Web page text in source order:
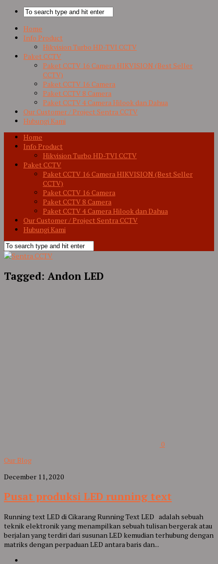
Home
Info Product
Hikvision Turbo HD-TVI CCTV
Paket CCTV
Paket CCTV 16 Camera HIKVISION (Best Seller
CCTV)
Paket CCTV 16 Camera
Paket CCTV 8 Camera
Paket CCTV 4 Camera Hilook dan Dahua
Our Customer / Project Sentra CCTV
Hubungi Kami
Home
Info Product
Hikvision Turbo HD-TVI CCTV
Paket CCTV
Paket CCTV 16 Camera HIKVISION (Best Seller
CCTV)
Paket CCTV 16 Camera
Paket CCTV 8 Camera
Paket CCTV 4 Camera Hilook dan Dahua
Our Customer / Project Sentra CCTV
Hubungi Kami
Tagged:Andon LED
0
Our Blog
December 11, 2020
Pusat produksi LED running text
Running text LED di Cikarang Running Text LED adalah sebuah
teknik elektronik yang menampilkan sebuah tulisan bergerak atau
berjalan yang terdiri dari susunan LED kemudian terhubung dengan
matriks dengan perpaduan LED antara baris dan...